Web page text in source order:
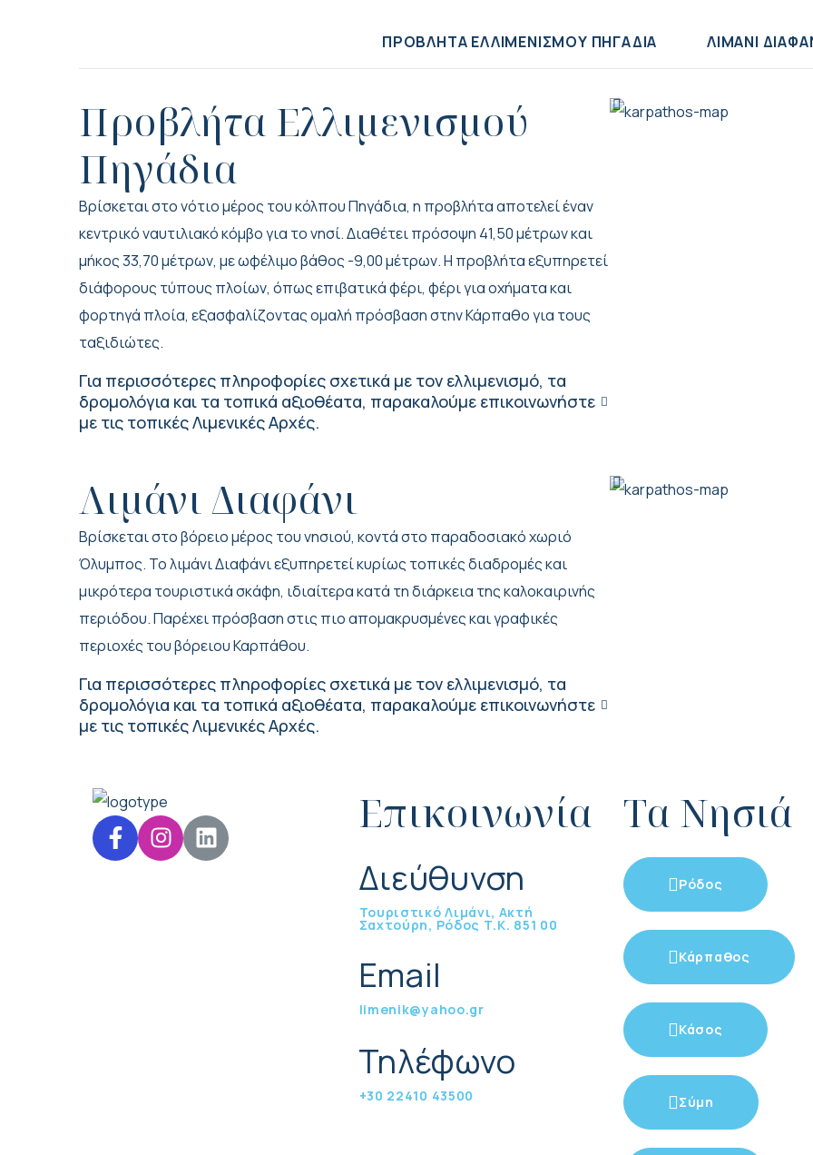
ΠΡΟΒΛΗΤΑ ΕΛΛΙΜΕΝΙΣΜΟΥ ΠΗΓΑΔΙΑ ΛΙΜΑΝΙ
Προβλήτα Ελλιμενισμού
Πηγάδια
Βρίσκεται στο νότιο μέρος του κόλπου Πηγάδια, η προβλήτα αποτελεί έναν
κεντρικό ναυτιλιακό κόμβο για το νησί. Διαθέτει πρόσοψη 41,50 μέτρων και
μήκος 33,70 μέτρων, με ωφέλιμο βάθος -9,00 μέτρων. Η προβλήτα εξυπηρετεί
διάφορους τύπους πλοίων, όπως επιβατικά φέρι, φέρι για οχήματα και
φορτηγά πλοία, εξασφαλίζοντας ομαλή πρόσβαση στην Κάρπαθο για τους
ταξιδιώτες.
Για περισσότερες πληροφορίες σχετικά με τον ελλιμενισμό, τα
δρομολόγια και τα τοπικά αξιοθέατα, παρακαλούμε επικοινωνήστε
με τις τοπικές Λιμενικές Αρχές.
Λιμάνι Διαφάνι
Βρίσκεται στο βόρειο μέρος του νησιού, κοντά στο παραδοσιακό χωριό
Όλυμπος. Το λιμάνι Διαφάνι εξυπηρετεί κυρίως τοπικές διαδρομές και
μικρότερα τουριστικά σκάφη, ιδιαίτερα κατά τη διάρκεια της καλοκαιρινής
περιόδου. Παρέχει πρόσβαση στις πιο απομακρυσμένες και γραφικές
περιοχές του βόρειου Καρπάθου.
Για περισσότερες πληροφορίες σχετικά με τον ελλιμενισμό, τα
δρομολόγια και τα τοπικά αξιοθέατα, παρακαλούμε επικοινωνήστε
με τις τοπικές Λιμενικές Αρχές.
Επικοινωνία
Διεύθυνση
Τουριστικό Λιμάνι, Ακτή
Σαχτούρη, Ρόδος Τ.Κ. 851 00
Email
limenik@yahoo.gr
Τηλέφωνο
+30 22410 43500
Τα Νησιά
Ρόδος
Κάρπαθος
Κάσος
Σύμη